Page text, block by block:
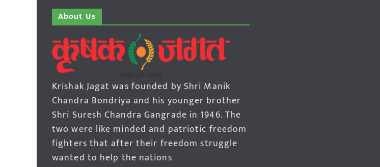
About Us
Krishak Jagat was founded by Shri Manik
Chandra Bondriya and his younger brother
Shri Suresh Chandra Gangrade in 1946. The
two were like minded and patriotic freedom
fighters that after their freedom struggle
wanted to help the nations